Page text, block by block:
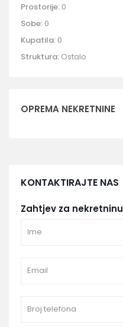
Prostorije: 0
Sobe: 0
Kupatila: 0
Struktura: Ostalo
OPREMA NEKRETNINE
KONTAKTIRAJTE NAS
Zahtjev za nekretninu